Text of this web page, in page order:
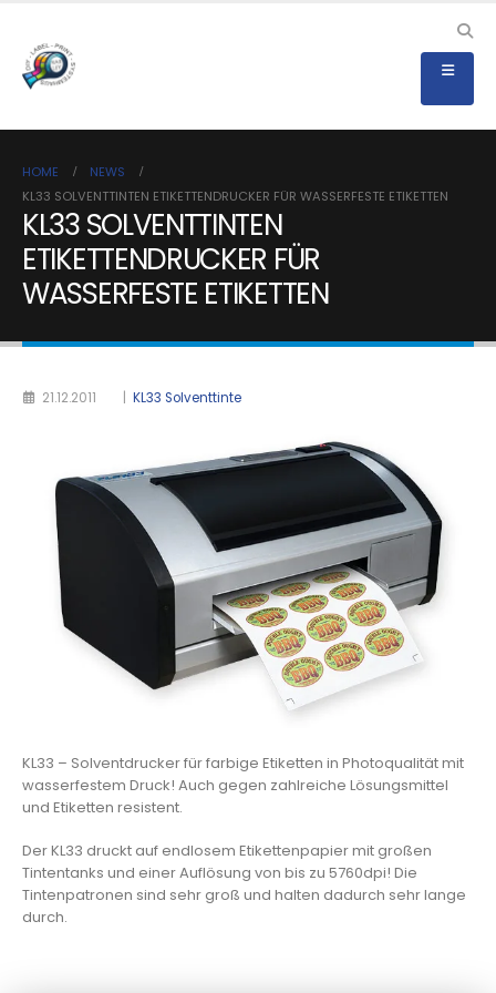
HOME
NEWS
KL33 SOLVENTTINTEN ETIKETTENDRUCKER FÜR WASSERFESTE ETIKETTEN
KL33 SOLVENTTINTEN
ETIKETTENDRUCKER FÜR
WASSERFESTE ETIKETTEN
21.12.2011 KL33 Solventtinte
KL33 – Solventdrucker für farbige Etiketten in Photoqualität mit
wasserfestem Druck! Auch gegen zahlreiche Lösungsmittel
und Etiketten resistent.
Der KL33 druckt auf endlosem Etikettenpapier mit großen
Tintentanks und einer Auflösung von bis zu 5760dpi! Die
Tintenpatronen sind sehr groß und halten dadurch sehr lange
durch.